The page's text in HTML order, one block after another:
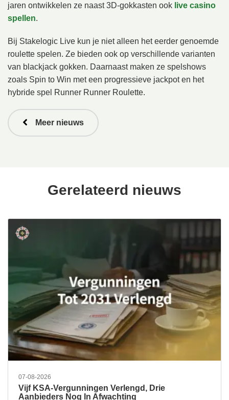
jaren ontwikkelen ze naast 3D-gokkasten ook live casino
spellen.
Bij Stakelogic Live kun je niet alleen het eerder genoemde
roulette spelen. Ze bieden ook op verschillende varianten
van blackjack gokken. Daarnaast maken ze spelshows
zoals Spin to Win met een progressieve jackpot en het
hybride spel Runner Runner Roulette.
Meer nieuws
Gerelateerd nieuws
07-08-2026
Vijf KSA-Vergunningen Verlengd, Drie
Aanbieders Nog In Afwachting